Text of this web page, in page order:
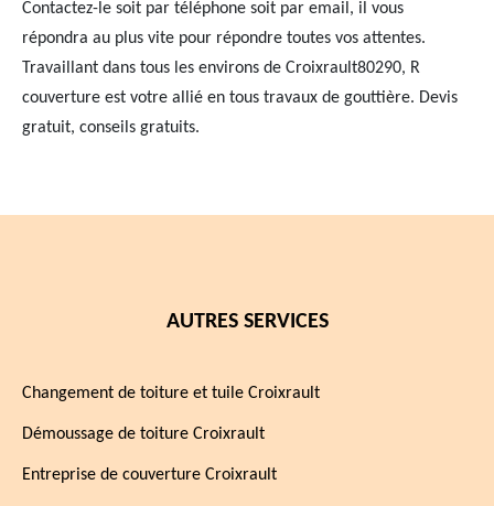
Contactez-le soit par téléphone soit par email, il vous
répondra au plus vite pour répondre toutes vos attentes.
Travaillant dans tous les environs de Croixrault80290, R
couverture est votre allié en tous travaux de gouttière. Devis
gratuit, conseils gratuits.
AUTRES SERVICES
Changement de toiture et tuile Croixrault
Démoussage de toiture Croixrault
Entreprise de couverture Croixrault